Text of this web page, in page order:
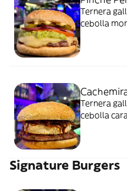
Ternera gallega
cebolla
Ternera
cebolla
Signature Burgers